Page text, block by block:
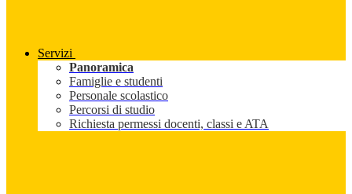
Servizi
Panoramica
Famiglie e studenti
Personale scolastico
Percorsi di studio
Richiesta permessi docenti, classi e ATA